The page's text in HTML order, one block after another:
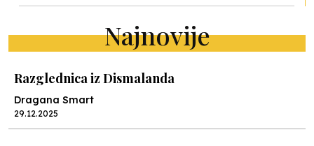
Najnovije
Razglednica iz Dismalanda
Dragana Smart
29.12.2025